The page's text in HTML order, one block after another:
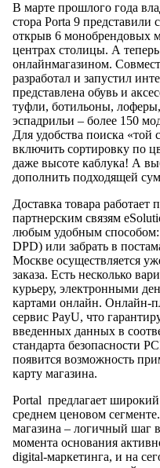
В марте прошлого года
стора Porta 9 представили
открыв 6 монобрендовых
центрах столицы. А
онлайнмагазином.
разработал и запустил
представлена обувь и
туфли, ботильоны,
эспадрильи – более 150
Для удобства поиска
включить сортировку по
даже высоте каблука! А
дополнить подходящей
Доставка товара работает
партнерским связям
любым удобным способом:
DPD) или забрать в
Москве осуществляется
заказа. Есть несколько
курьеру, электронными
картами онлайн. Онлайн-
сервис PayU, что
введенных данных в
стандарта безопасности
появится возможность
карту магазина.
Portal предлагает
среднем ценовом
магазина – логичный шаг
момента основания
digital-маркетинга, и на